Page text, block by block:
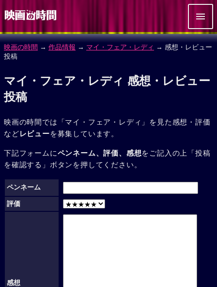
映画の時間 → 作品情報 → マイ・フェア・レディ → 感想・レビュー
投稿
マイ・フェア・レディ 感想・レビュー
投稿
映画の時間では「マイ・フェア・レディ」を見た感想・評価
などレビューを募集しています。
下記フォームにペンネーム、評価、感想をご記入の上「投稿
を確認する」ボタンを押してください。
ペンネーム
評価
感想